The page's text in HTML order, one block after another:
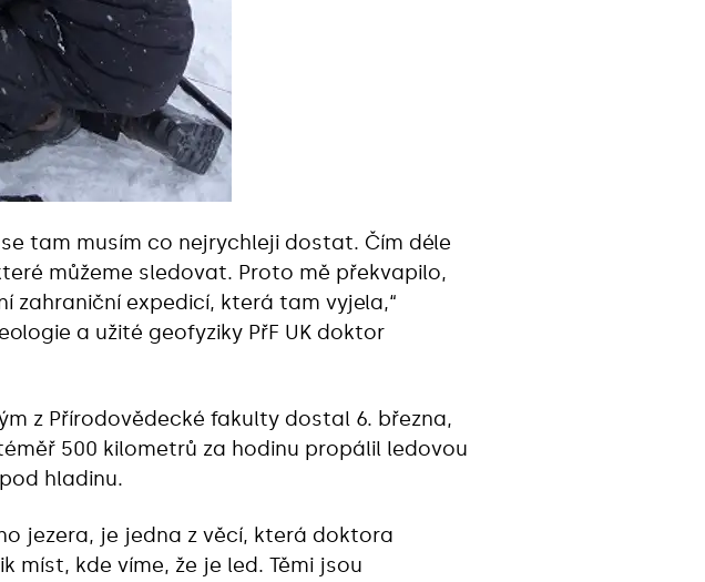
tam musím co nejrychleji dostat. Čím déle
můžeme sledovat. Proto mě překvapilo,
zahraniční expedicí, která tam vyjela,“
a užité geofyziky PřF UK doktor
z Přírodovědecké fakulty dostal 6. března,
500 kilometrů za hodinu propálil ledovou
hladinu.
jezera, je jedna z věcí, která doktora
míst, kde víme, že je led. Těmi jsou